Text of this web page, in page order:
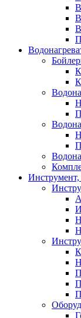
Инструмент,